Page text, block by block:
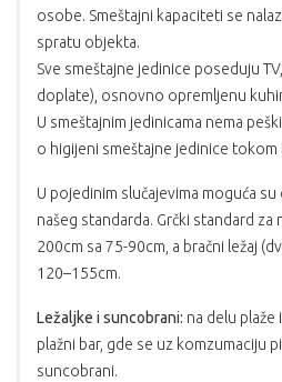
osobe. Smeštajni kapaciteti se
spratu objekta.
Sve smeštajne jedinice poseduju
doplate), osnovno opremljenu
U smeštajnim jedinicama nema
o higijeni smeštajne jedinice tokom
U pojedinim slučajevima moguća
našeg standarda. Grčki standard za
200cm sa 75-90cm, a bračni ležaj
120–155cm.
Ležaljke i suncobrani: na delu plaže
plažni bar, gde se uz komzumaciju
suncobrani.